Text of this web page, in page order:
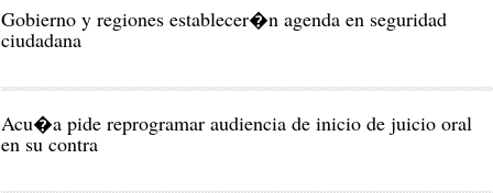
Gobierno y regiones establecer�n agenda en seguridad
ciudadana
Acu�a pide reprogramar audiencia de inicio de juicio oral
en su contra